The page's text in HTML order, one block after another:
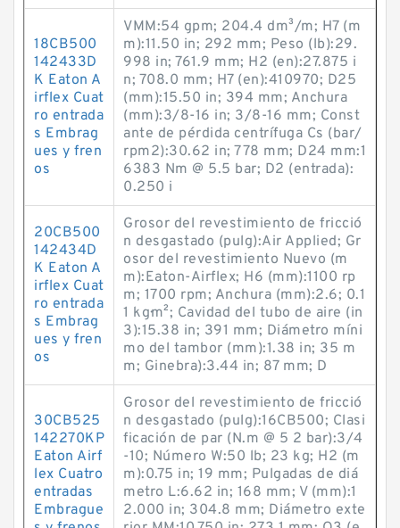
18CB500
142433D
K Eaton A
irflex Cuat
ro entrada
s Embrag
ues y fren
os
VMM:54 gpm; 204.4 dm³/m; H7 (m
m):11.50 in; 292 mm; Peso (lb):29.
998 in; 761.9 mm; H2 (en):27.875 i
n; 708.0 mm; H7 (en):410970; D25
(mm):15.50 in; 394 mm; Anchura
(mm):3/8-16 in; 3/8-16 mm; Const
ante de pérdida centrífuga Cs (bar/
rpm2):30.62 in; 778 mm; D24 mm:1
6383 Nm @ 5.5 bar; D2 (entrada):
0.250 i
20CB500
142434D
K Eaton A
irflex Cuat
ro entrada
s Embrag
ues y fren
os
Grosor del revestimiento de fricció
n desgastado (pulg):Air Applied; Gr
osor del revestimiento Nuevo (m
m):Eaton-Airflex; H6 (mm):1100 rp
m; 1700 rpm; Anchura (mm):2.6; 0.1
1 kg·m²; Cavidad del tubo de aire (in
3):15.38 in; 391 mm; Diámetro míni
mo del tambor (mm):1.38 in; 35 m
m; Ginebra):3.44 in; 87 mm; D
30CB525
142270KP
Eaton Airf
lex Cuatro
entradas
Embrague
Grosor del revestimiento de fricció
n desgastado (pulg):16CB500; Clasi
ficación de par (N.m @ 5 2 bar):3/4
-10; Número W:50 lb; 23 kg; H2 (m
m):0.75 in; 19 mm; Pulgadas de diá
metro L:6.62 in; 168 mm; V (mm):1
2.000 in; 304.8 mm; Diámetro exte